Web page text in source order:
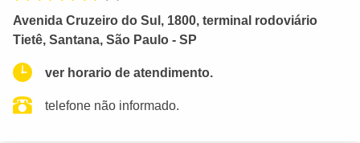
Avenida Cruzeiro do Sul, 1800, terminal rodoviário
Tietê, Santana, São Paulo - SP
ver horario de atendimento.
telefone não informado.